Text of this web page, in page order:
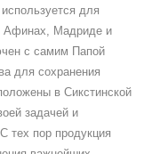
для
Афинах, Мадриде и
с самим Папой
для сохранения
в Сикстинской
задачей и
тех пор продукция